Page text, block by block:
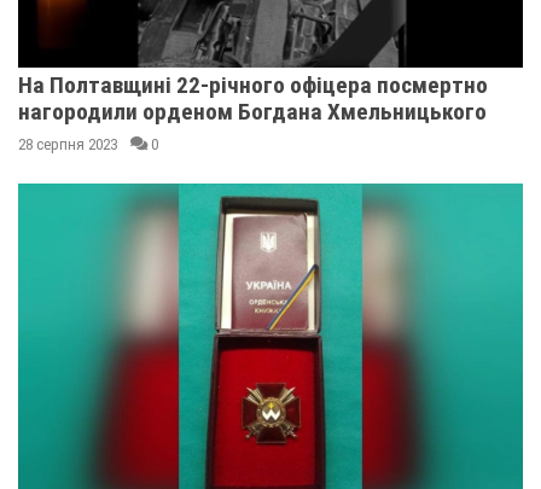
На Полтавщині 22-річного офіцера посмертно
нагородили орденом Богдана Хмельницького
28 серпня 2023 0